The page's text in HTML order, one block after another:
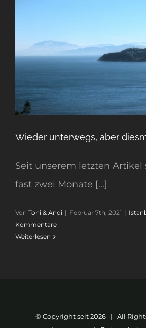
Wieder unterwegs, aber
Seit unserem letzten Artikel
fast zwei Monate [...]
Von Toni & Andi | Februar 7th, 2021 |
Kommentare
Weiterlesen
© Copyright seit2026 | All